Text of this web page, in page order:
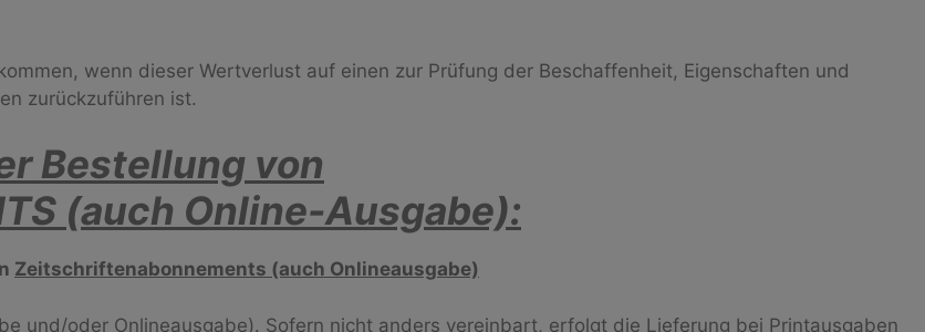
wenn dieser Wertverlust auf einen zur Prüfung der Beschaffenheit, Eigenschaften und
zurückzuführen ist.
Bestellung von
(auch Online-Ausgabe):
Zeitschriftenabonnements (auch Onlineausgabe)
und/oder Onlineausgabe). Sofern nicht anders vereinbart, erfolgt die Lieferung bei Printausgaben